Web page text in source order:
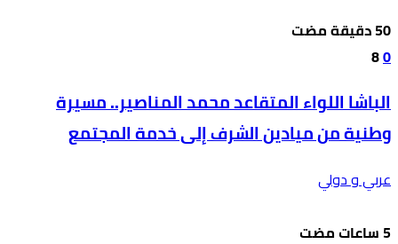
0
8
الباشا اللواء المتقاعد محمد المناصير.. مسيرة
وطنية من ميادين الشرف إلى خدمة المجتمع
عربي و دولي